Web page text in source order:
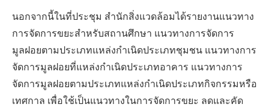
นอกจากนี้ในที่ประชุม สำนักสิ่งแวดล้อมได้รายงานแนวทาง
การจัดการขยะสำหรับสถานศึกษา แนวทางการจัดการ
มูลฝอยตามประเภทแหล่งกำเนิดประเภทชุมชน แนวทางการ
จัดการมูลฝอยที่แหล่งกำเนิดประเภทอาคาร แนวทางการ
จัดการมูลฝอยตามประเภทแหล่งกำเนิดประเภทกิจกรรมหรือ
เทศกาล เพื่อใช้เป็นแนวทางในการจัดการขยะ ลดและคัด